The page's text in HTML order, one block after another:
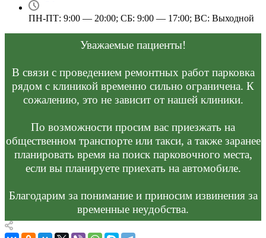
ПН-ПТ: 9:00 — 20:00; СБ: 9:00 — 17:00; ВС: Выходной
Уважаемые пациенты!
В связи с проведением ремонтных работ парковка
рядом с клиникой временно сильно ограничена. К
сожалению, это не зависит от нашей клиники.
По возможности просим вас приезжать на
общественном транспорте или такси, а также заранее
планировать время на поиск парковочного места,
если вы планируете приехать на автомобиле.
Благодарим за понимание и приносим извинения за
временные неудобства.